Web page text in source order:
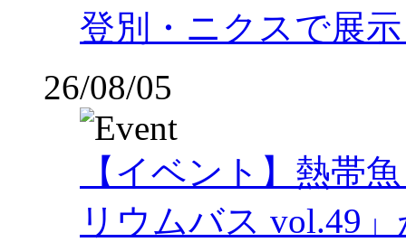
登別・ニクスで展
26/08/05
【イベント】熱帯
リウムバス vol.49